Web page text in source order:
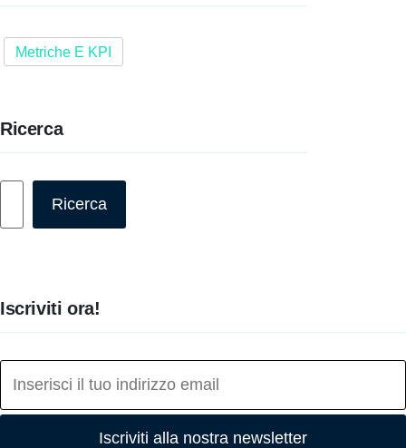
Metriche E KPI
Ricerca
Ricerca
Iscriviti ora!
Iscriviti alla nostra newsletter